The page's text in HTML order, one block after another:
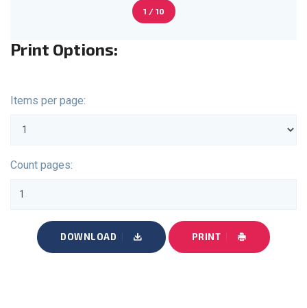
1 / 10
Print Options:
Items per page:
Count pages:
DOWNLOAD PRINT